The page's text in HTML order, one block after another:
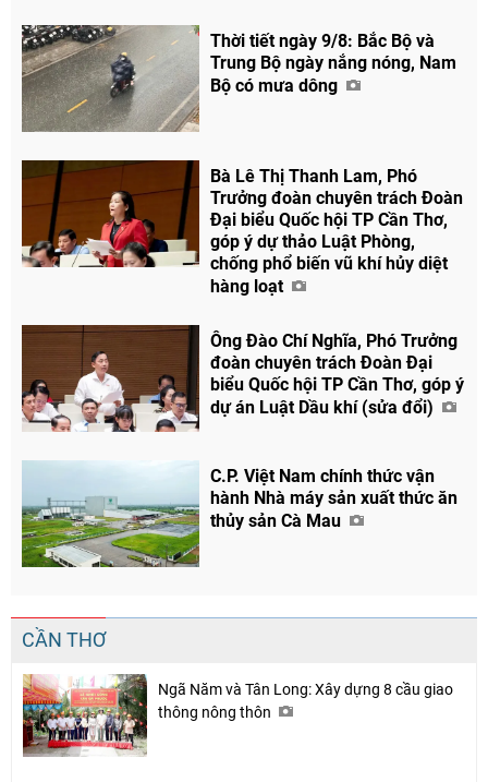
Thời tiết ngày 9/8: Bắc Bộ và
Trung Bộ ngày nắng nóng, Nam
Bộ có mưa dông
Bà Lê Thị Thanh Lam, Phó
Trưởng đoàn chuyên trách Đoàn
Đại biểu Quốc hội TP Cần Thơ,
góp ý dự thảo Luật Phòng,
chống phổ biến vũ khí hủy diệt
hàng loạt
Ông Đào Chí Nghĩa, Phó Trưởng
đoàn chuyên trách Đoàn Đại
biểu Quốc hội TP Cần Thơ, góp ý
dự án Luật Dầu khí (sửa đổi)
C.P. Việt Nam chính thức vận
hành Nhà máy sản xuất thức ăn
thủy sản Cà Mau
CẦN THƠ
Ngã Năm và Tân Long: Xây dựng 8 cầu giao
thông nông thôn